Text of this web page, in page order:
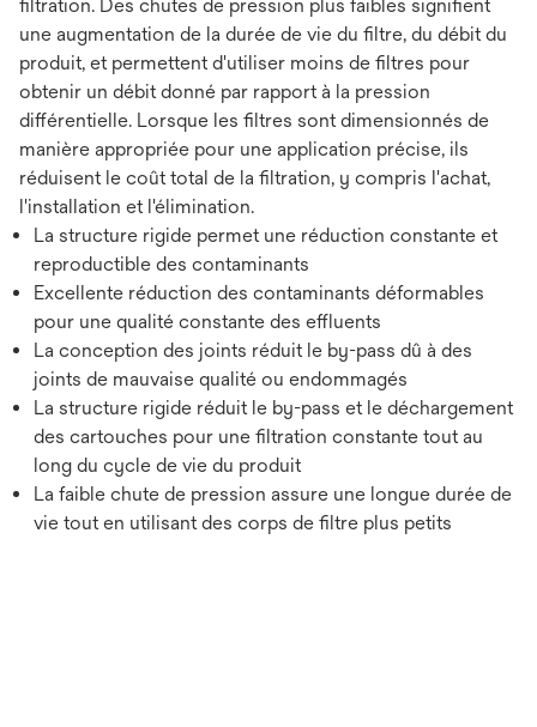
filtration. Des chutes de pression plus faibles signifient
une augmentation de la durée de vie du filtre, du débit du
produit, et permettent d'utiliser moins de filtres pour
obtenir un débit donné par rapport à la pression
différentielle. Lorsque les filtres sont dimensionnés de
manière appropriée pour une application précise, ils
réduisent le coût total de la filtration, y compris l'achat,
l'installation et l'élimination.
La structure rigide permet une réduction constante et
reproductible des contaminants
Excellente réduction des contaminants déformables
pour une qualité constante des effluents
La conception des joints réduit le by-pass dû à des
joints de mauvaise qualité ou endommagés
La structure rigide réduit le by-pass et le déchargement
des cartouches pour une filtration constante tout au
long du cycle de vie du produit
La faible chute de pression assure une longue durée de
vie tout en utilisant des corps de filtre plus petits